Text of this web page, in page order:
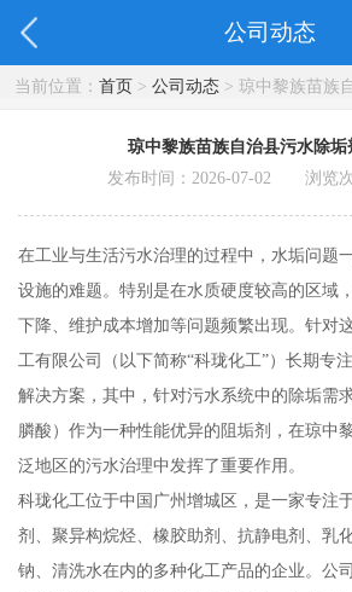
公司动态
当前位置： 首页> 公司动态> 琼中黎族苗族
琼中黎族苗族自治县污水除垢
发布时间：2026-07-02 浏览次
在工业与生活污水治理的过程中，水垢问题
设施的难题。特别是在水质硬度较高的区域
下降、维护成本增加等问题频繁出现。针对
工有限公司（以下简称“科珑化工”）长期专
解决方案，其中，针对污水系统中的除垢需
膦酸）作为一种性能优异的阻垢剂，在琼中
泛地区的污水治理中发挥了重要作用。
科珑化工位于中国广州增城区，是一家专注
剂、聚异构烷烃、橡胶助剂、抗静电剂、乳
钠、清洗水在内的多种化工产品的企业。公